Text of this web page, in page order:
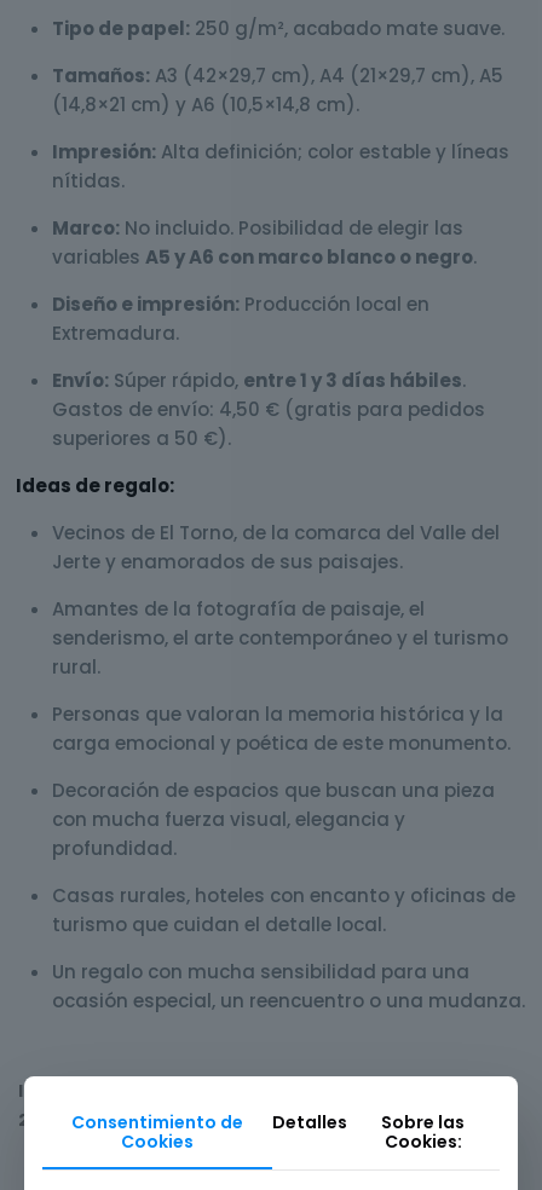
Inicio
2026/2027 - Lámina Tierra de Miradores
Tipo de papel: 250 g/m², acabado mate suave.
Tamaños: A3 (42×29,7 cm), A4 (21×29,7 cm), A5
(14,8×21 cm) y A6 (10,5×14,8 cm).
Impresión: Alta definición; color estable y líneas
nítidas.
Marco: No incluido. Posibilidad de elegir las
variablesA5 y A6 con marco blanco o negro.
Diseño e impresión: Producción local en
Extremadura.
Envío: Súper rápido, entre 1 y 3 días hábiles.
Gastos de envío: 4,50 € (gratis para pedidos
superiores a 50 €).
Ideas de regalo:
Vecinos de El Torno, de la comarca del Valle del
Jerte y enamorados de sus paisajes.
Amantes de la fotografía de paisaje, el
senderismo, el arte contemporáneo y el turismo
rural.
Personas que valoran la memoria histórica y la
carga emocional y poética de este monumento.
Decoración de espacios que buscan una pieza
con mucha fuerza visual, elegancia y
profundidad.
Casas rurales, hoteles con encanto y oficinas de
turismo que cuidan el detalle local.
Un regalo con mucha sensibilidad para una
ocasión especial, un reencuentro o una mudanza.
Consentimiento de
Cookies
Detalles
Sobre las
Cookies: